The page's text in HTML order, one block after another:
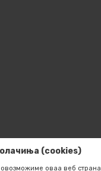
(cookies)
оваа веб